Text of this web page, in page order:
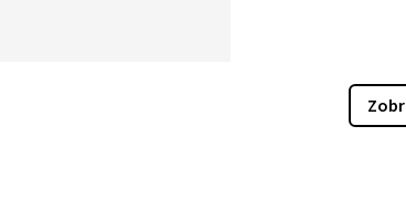
zaměstnání pro každého.